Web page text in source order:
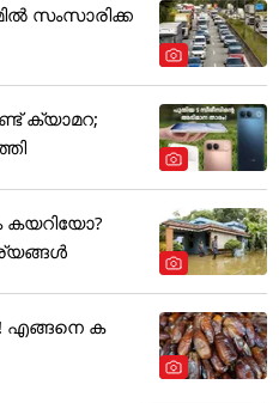
സംസാരിക്ക
ക്യാമറ;
കയറിയോ?
എങ്ങനെ ക